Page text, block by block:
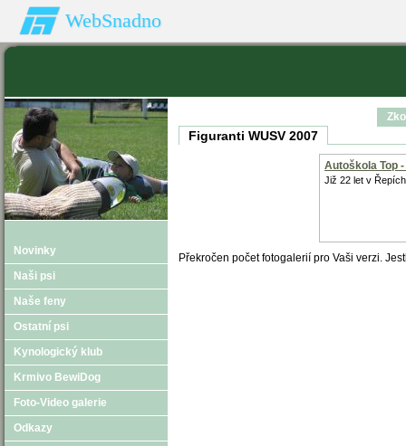
WebSnadno
Novinky
Naši psi
Naše feny
Ostatní psi
Kynologický klub
Krmivo BewiDog
Foto-Video galerie
Odkazy
Figuranti WUSV 2007
Autoškola Top
Již 22 let v
Překročen počet fotogalerií pro Vaši verzi.